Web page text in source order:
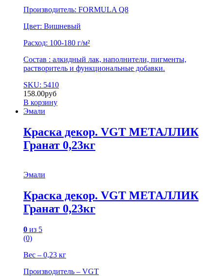
Производитель: FORMULA Q8
Цвет: Вишневый
Расход: 100-180 г/м²
Состав : алкидный лак, наполнители, пигменты,
растворитель и функциональные добавки.
SKU: 5410
158.00руб
В корзину
Эмали
Краска декор. VGT МЕТАЛЛИК
Гранат 0,23кг
Эмали
Краска декор. VGT МЕТАЛЛИК
Гранат 0,23кг
0 из 5
(0)
Вес – 0,23 кг
Производитель – VGT